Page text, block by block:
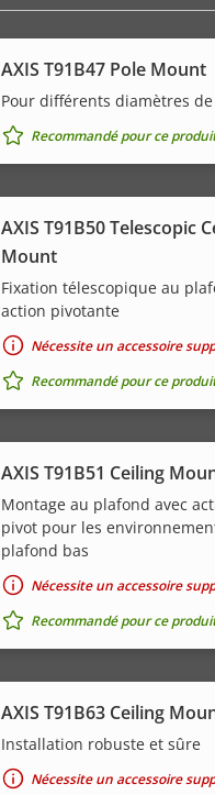
AXIS T91B47 Pole Mount
Pour différents diamètres
Recommandé pour ce
AXIS T91B50 Telescopic
Mount
Fixation télescopique au
action pivotante
Nécessite un accessoire
Recommandé pour ce
AXIS T91B51 Ceiling
Montage au plafond avec
pivot pour les
plafond bas
Nécessite un accessoire
Recommandé pour ce
AXIS T91B63 Ceiling
Installation robuste et sûre
Nécessite un accessoire